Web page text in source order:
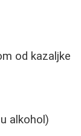
od kazaljke
alkohol)